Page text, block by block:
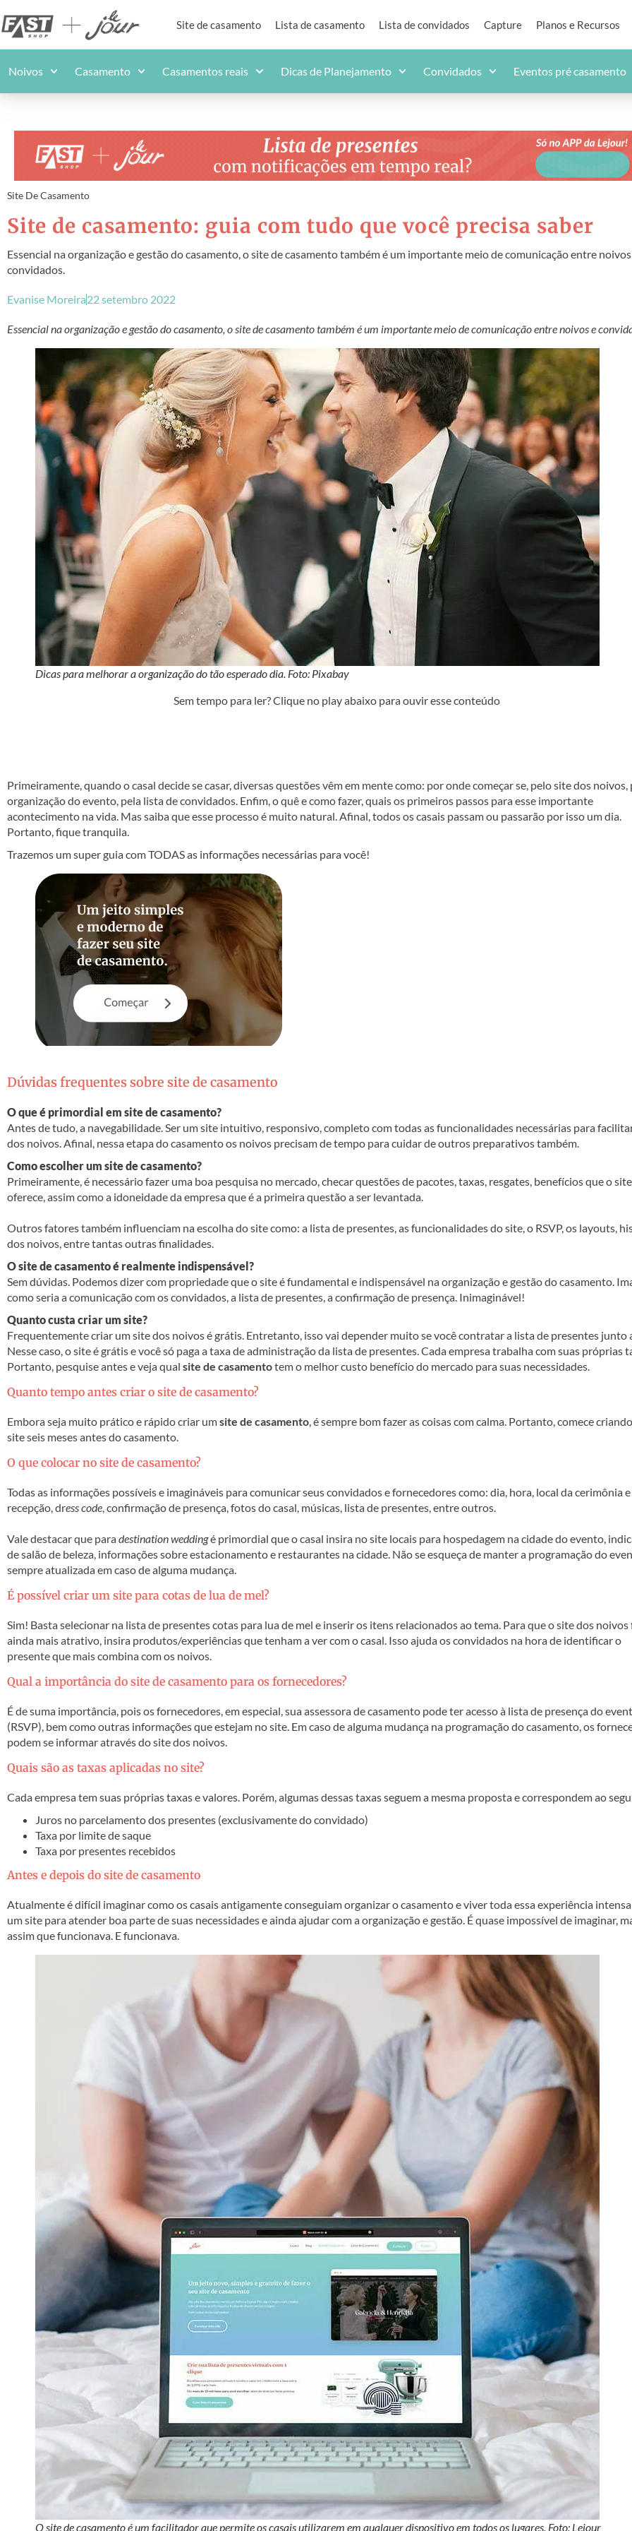
Site de casamento Lista de casamento Lista de convidados Capture Planos e Recursos
Noivos Casamento Casamentos reais Dicas de Planejamento Convidados Eventos pré casamento
Site De Casamento
Site de casamento: guia com tudo que você precisa saber
Essencial na organização e gestão do casamento, o site de casamento também é um importante meio de comunicação entre
convidados.
Evanise Moreira22 setembro 2022
Essencial na organização e gestão do casamento, o site de casamento também é um importante meio de comunicação entre noivos e
Dicas para melhorar a organização do tão esperado dia. Foto: Pixabay
Sem tempo para ler? Clique no play abaixo para ouvir esse conteúdo
Primeiramente, quando o casal decide se casar, diversas questões vêm em mente como: por onde começar se, pelo site dos noivos,
organização do evento, pela lista de convidados. Enfim, o quê e como fazer, quais os primeiros passos para esse importante
acontecimento na vida. Mas saiba que esse processo é muito natural. Afinal, todos os casais passam ou passarão por isso um dia.
Portanto, fique tranquila.
Trazemos um super guia com TODAS as informações necessárias para você!
Dúvidas frequentes sobre site de casamento
O que é primordial em site de casamento?
Antes de tudo, a navegabilidade. Ser um site intuitivo, responsivo, completo com todas as funcionalidades necessárias para
dos noivos. Afinal, nessa etapa do casamento os noivos precisam de tempo para cuidar de outros preparativos também.
Como escolher um site de casamento?
Primeiramente, é necessário fazer uma boa pesquisa no mercado, checar questões de pacotes, taxas, resgates, benefícios que o site
oferece, assim como a idoneidade da empresa que é a primeira questão a ser levantada.
Outros fatores também influenciam na escolha do site como: a lista de presentes, as funcionalidades do site, o RSVP, os layouts,
dos noivos, entre tantas outras finalidades.
O site de casamento é realmente indispensável?
Sem dúvidas. Podemos dizer com propriedade que o site é fundamental e indispensável na organização e gestão do casamento.
como seria a comunicação com os convidados, a lista de presentes, a confirmação de presença. Inimaginável!
Quanto custa criar um site?
Frequentemente criar um site dos noivos é grátis. Entretanto, isso vai depender muito se você contratar a lista de presentes junto
Nesse caso, o site é grátis e você só paga a taxa de administração da lista de presentes. Cada empresa trabalha com suas próprias
Portanto, pesquise antes e veja qual site de casamentotem o melhor custo benefício do mercado para suas necessidades.
Quanto tempo antes criar o site de casamento?
Embora seja muito prático e rápido criar umsite de casamento, é sempre bom fazer as coisas com calma. Portanto, comece
site seis meses antes do casamento.
O que colocar no site de casamento?
Todas as informações possíveis e imagináveis para comunicar seus convidados e fornecedores como: dia, hora, local da cerimônia e
recepção, dress code, confirmação de presença, fotos do casal, músicas, lista de presentes, entre outros.
Vale destacar que paradestination weddingé primordial que o casal insira no site locais para hospedagem na cidade do evento,
de salão de beleza, informações sobre estacionamento e restaurantes na cidade. Não se esqueça de manter a programação do
sempre atualizada em caso de alguma mudança.
É possível criar um site para cotas de lua de mel?
Sim! Basta selecionar na lista de presentes cotas para lua de mel e inserir os itens relacionados ao tema. Para que o site dos noivos
ainda mais atrativo, insira produtos/experiências que tenham a ver com o casal. Isso ajuda os convidados na hora de identificar o
presente que mais combina com os noivos.
Qual a importância do site de casamento para os fornecedores?
É de suma importância, pois os fornecedores, em especial, sua assessora de casamento pode ter acesso à lista de presença do
(RSVP), bem como outras informações que estejam no site. Em caso de alguma mudança na programação do casamento, os
podem se informar através do site dos noivos.
Quais são as taxas aplicadas no site?
Cada empresa tem suas próprias taxas e valores. Porém, algumas dessas taxas seguem a mesma proposta e correspondem ao
Juros no parcelamento dos presentes (exclusivamente do convidado)
Taxa por limite de saque
Taxa por presentes recebidos
Antes e depois do site de casamento
Atualmente é difícil imaginar como os casais antigamente conseguiam organizar o casamento e viver toda essa experiência
um site para atender boa parte de suas necessidades e ainda ajudar com a organização e gestão. É quase impossível de imaginar,
assim que funcionava. E funcionava.
O site de casamento é um facilitador que permite os casais utilizarem em qualquer dispositivo em todos os lugares. Foto: Lejour